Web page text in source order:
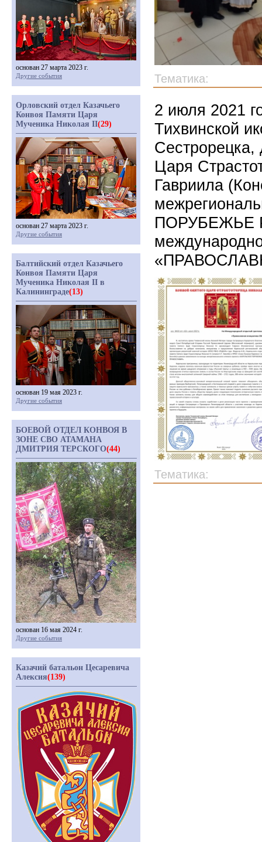
Тематика:
2 июля 2021
Тихвинской
Сестрорецка,
Царя
Гавриила
ПОРУБЕЖЬЕ
Тематика:
основан 27 марта 2023 г.
Другие события
Орловский отдел Казачьего
Конвоя Памяти Царя
Мученика Николая II(29)
основан 27 марта 2023 г.
Другие события
Балтийский отдел Казачьего
Конвоя Памяти Царя
Мученика Николая II в
Калининграде(13)
основан 19 мая 2023 г.
Другие события
БОЕВОЙ ОТДЕЛ КОНВОЯ В
ЗОНЕ СВО АТАМАНА
ДМИТРИЯ ТЕРСКОГО(44)
основан 16 мая 2024 г.
Другие события
Казачий батальон Цесаревича
Алексия(139)